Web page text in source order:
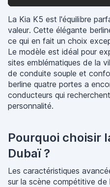
La Kia K5 est l'équilibre
valeur. Cette élégante
ce qui en fait un choix
Le modèle est idéal pour
sites emblématiques de la
de conduite souple et
berline quatre portes a
conducteurs qui
personnalité.
Pourquoi choisir
Dubaï ?
Les caractéristiques
sur la scène compétitive